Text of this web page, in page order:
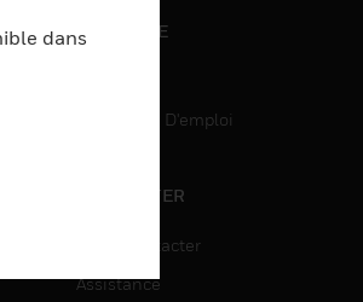
CARRIÈRE
Recherche D'emploi
CONTACTER
Nous Contacter
Assistance
dans